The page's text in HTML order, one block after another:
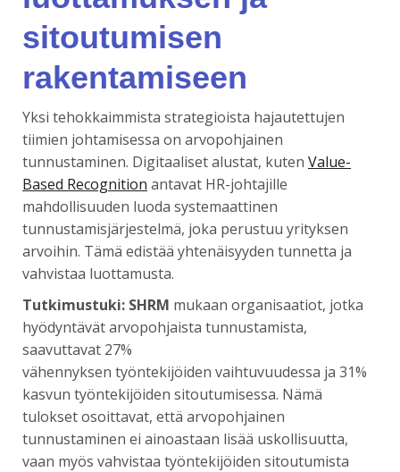
sitoutumisen
rakentamiseen
Yksi tehokkaimmista strategioista hajautettujen
tiimien johtamisessa on arvopohjainen
tunnustaminen. Digitaaliset alustat, kuten Value-
Based Recognition antavat HR-johtajille
mahdollisuuden luoda systemaattinen
tunnustamisjärjestelmä, joka perustuu yrityksen
arvoihin. Tämä edistää yhtenäisyyden tunnetta ja
vahvistaa luottamusta.
Tutkimustuki: SHRM mukaan organisaatiot, jotka
hyödyntävät arvopohjaista tunnustamista,
saavuttavat 27%
vähennyksen työntekijöiden vaihtuvuudessa ja 31%
kasvun työntekijöiden sitoutumisessa. Nämä
tulokset osoittavat, että arvopohjainen
tunnustaminen ei ainoastaan lisää uskollisuutta,
vaan myös vahvistaa työntekijöiden sitoutumista